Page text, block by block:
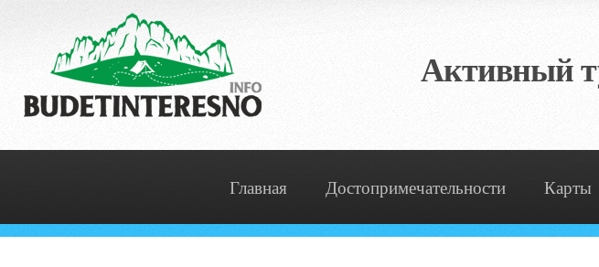
Активный
Главная Достопримечательности Карты